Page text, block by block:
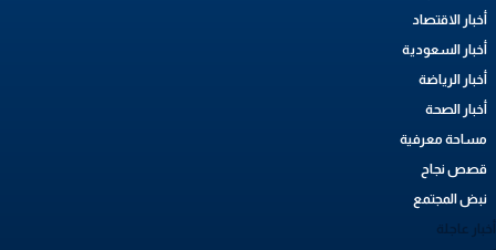
أخبار الاقتصاد
أخبار السعودية
أخبار الرياضة
أخبار الصحة
مساحة معرفية
قصص نجاح
نبض المجتمع
عاجلة